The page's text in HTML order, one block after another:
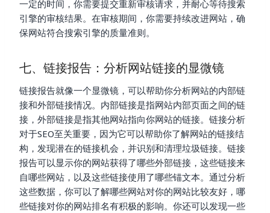
一定的时间，你需要提交重新审核请求，并耐心等待搜索
引擎的审核结果。在审核期间，你需要持续改进网站，确
保网站符合搜索引擎的质量准则。
七、链接报告：分析网站链接的显微镜
链接报告就像一个显微镜，可以帮助你分析网站的内部链
接和外部链接情况。内部链接是指网站内部页面之间的链
接，外部链接是指其他网站指向你网站的链接。链接分析
对于SEO至关重要，因为它可以帮助你了解网站的链接结
构，发现潜在的链接机会，并识别和清理垃圾链接。链接
报告可以显示你的网站获得了哪些外部链接，这些链接来
自哪些网站，以及这些链接使用了哪些锚文本。通过分析
这些数据，你可以了解哪些网站对你的网站比较友好，哪
些链接对你的网站排名有积极的影响。你还可以发现一些